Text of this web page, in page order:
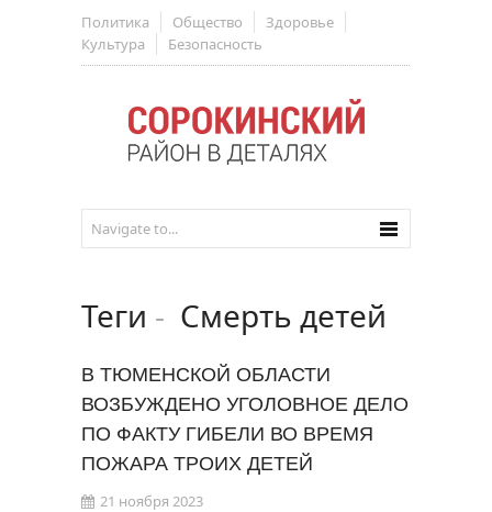
Политика Общество
Здоровье
Культура
Безопасность
Теги - Смерть детей
В ТЮМЕНСКОЙ ОБЛАСТИ
ВОЗБУЖДЕНО УГОЛОВНОЕ ДЕЛО
ПО ФАКТУ ГИБЕЛИ ВО ВРЕМЯ
ПОЖАРА ТРОИХ ДЕТЕЙ
21 ноября 2023